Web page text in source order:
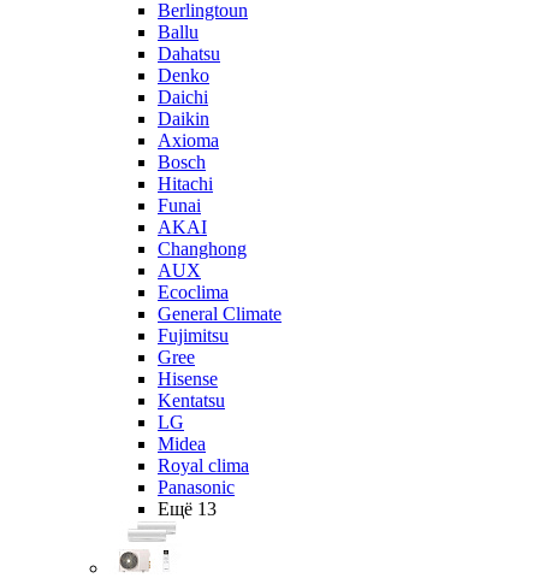
Berlingtoun
Ballu
Dahatsu
Denko
Daichi
Daikin
Axioma
Bosch
Hitachi
Funai
AKAI
Changhong
AUX
Ecoclima
General Climate
Fujimitsu
Gree
Hisense
Kentatsu
LG
Midea
Royal clima
Panasonic
Ещё 13